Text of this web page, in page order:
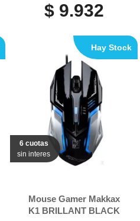
$ 9.932
6 cuotas
sin interes
Mouse Gamer Makkax
K1 BRILLANT BLACK
Hay Stock